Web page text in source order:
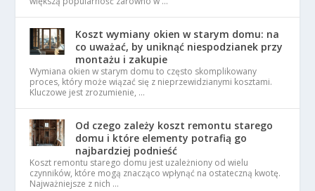
Koszt wymiany okien w starym domu: na
co uważać, by uniknąć niespodzianek przy
montażu i zakupie
Wymiana okien w starym domu to często skomplikowany
proces, który może wiązać się z nieprzewidzianymi kosztami.
Kluczowe jest zrozumienie, …
Od czego zależy koszt remontu starego
domu i które elementy potrafią go
najbardziej podnieść
Koszt remontu starego domu jest uzależniony od wielu
czynników, które mogą znacząco wpłynąć na ostateczną kwotę.
Najważniejsze z nich …